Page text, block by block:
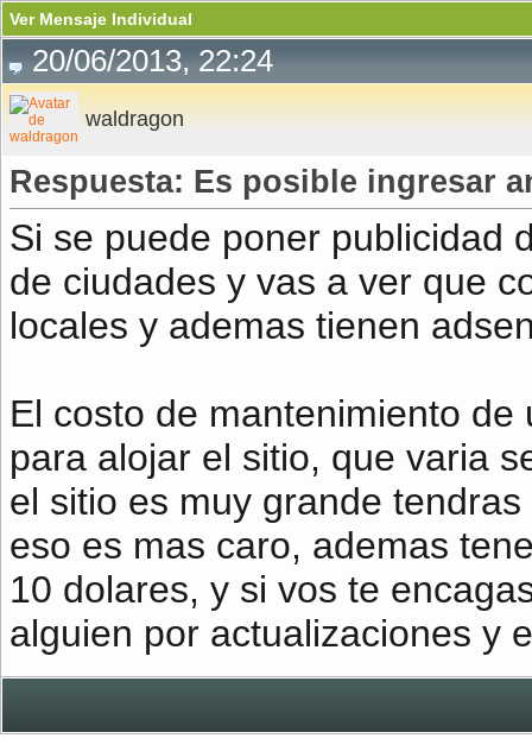
Ver Mensaje Individual
20/06/2013, 22:24
waldragon
Respuesta: Es posible ingresar
Si se puede poner publicidad
de ciudades y vas a ver que
locales y ademas tienen
El costo de mantenimiento
para alojar el sitio, que varia
el sitio es muy grande
eso es mas caro, ademas
10 dolares, y si vos te
alguien por actualizaciones y